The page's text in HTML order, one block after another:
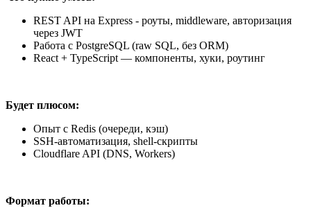
REST API на Express - роуты, middleware, авторизация
через JWT
Работа с PostgreSQL (raw SQL, без ORM)
React + TypeScript — компоненты, хуки, роутинг
Будет плюсом:
Опыт с Redis (очереди, кэш)
SSH-автоматизация, shell-скрипты
Cloudflare API (DNS, Workers)
Формат работы: